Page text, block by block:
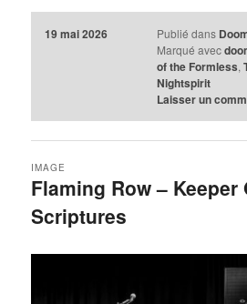
19 mai 2026 Publié dans
Marqué avec
of the Formless,
Nightspirit
Laisser un
Flaming Row – Keeper
Scriptures
IMAGE